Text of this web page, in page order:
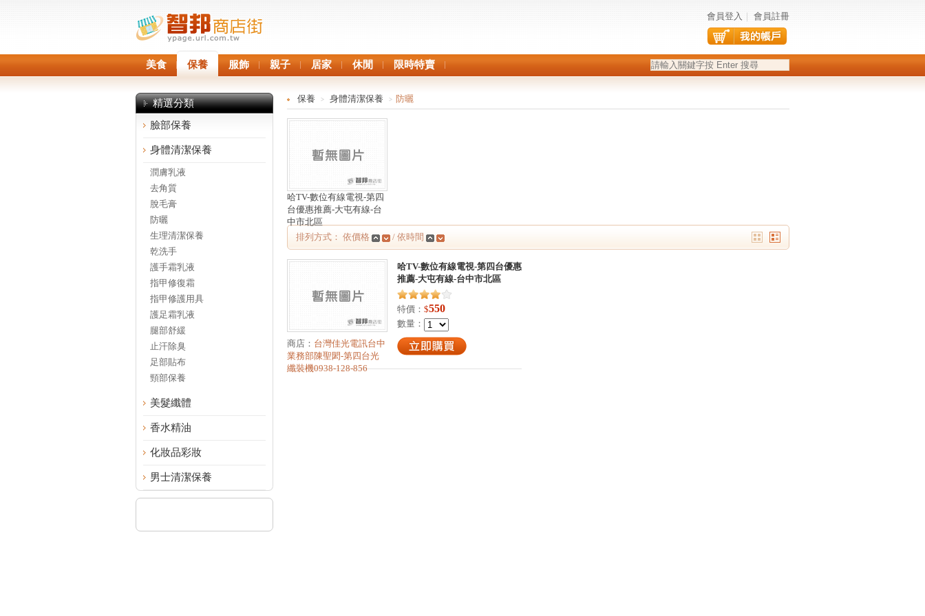
美食 保養 服飾 親子 居家 休閒 限時特賣
會員登入 會員註冊
精選分類
臉部保養
身體清潔保養
潤膚乳液
去角質
脫毛膏
防曬
生理清潔保養
乾洗手
護手霜乳液
指甲修復霜
指甲修護用具
護足霜乳液
腿部舒緩
止汗除臭
足部貼布
頸部保養
美髮纖體
香水精油
化妝品彩妝
男士清潔保養
保養 > 身體清潔保養 > 防曬
哈TV-數位有線電視-第四
台優惠推薦-大屯有線-台
中市北區
排列方式： 依價格
/ 依時間
商店： 台灣佳光電訊台中
業務部陳聖閎-第四台光
纖裝機0938-128-856
哈TV-數位有線電視-第四台優惠
推薦-大屯有線-台中市北區
特價： $550
數量：